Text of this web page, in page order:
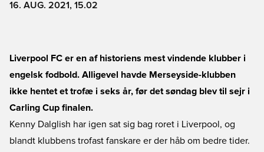
16. AUG. 2021, 15.02
Liverpool FC er en af historiens mest vindende klubber i
engelsk fodbold. Alligevel havde Merseyside-klubben
ikke hentet et trofæ i seks år, før det søndag blev til sejr i
Carling Cup finalen.
Kenny Dalglish har igen sat sig bag roret i Liverpool, og
blandt klubbens trofast fanskare er der håb om bedre tider.